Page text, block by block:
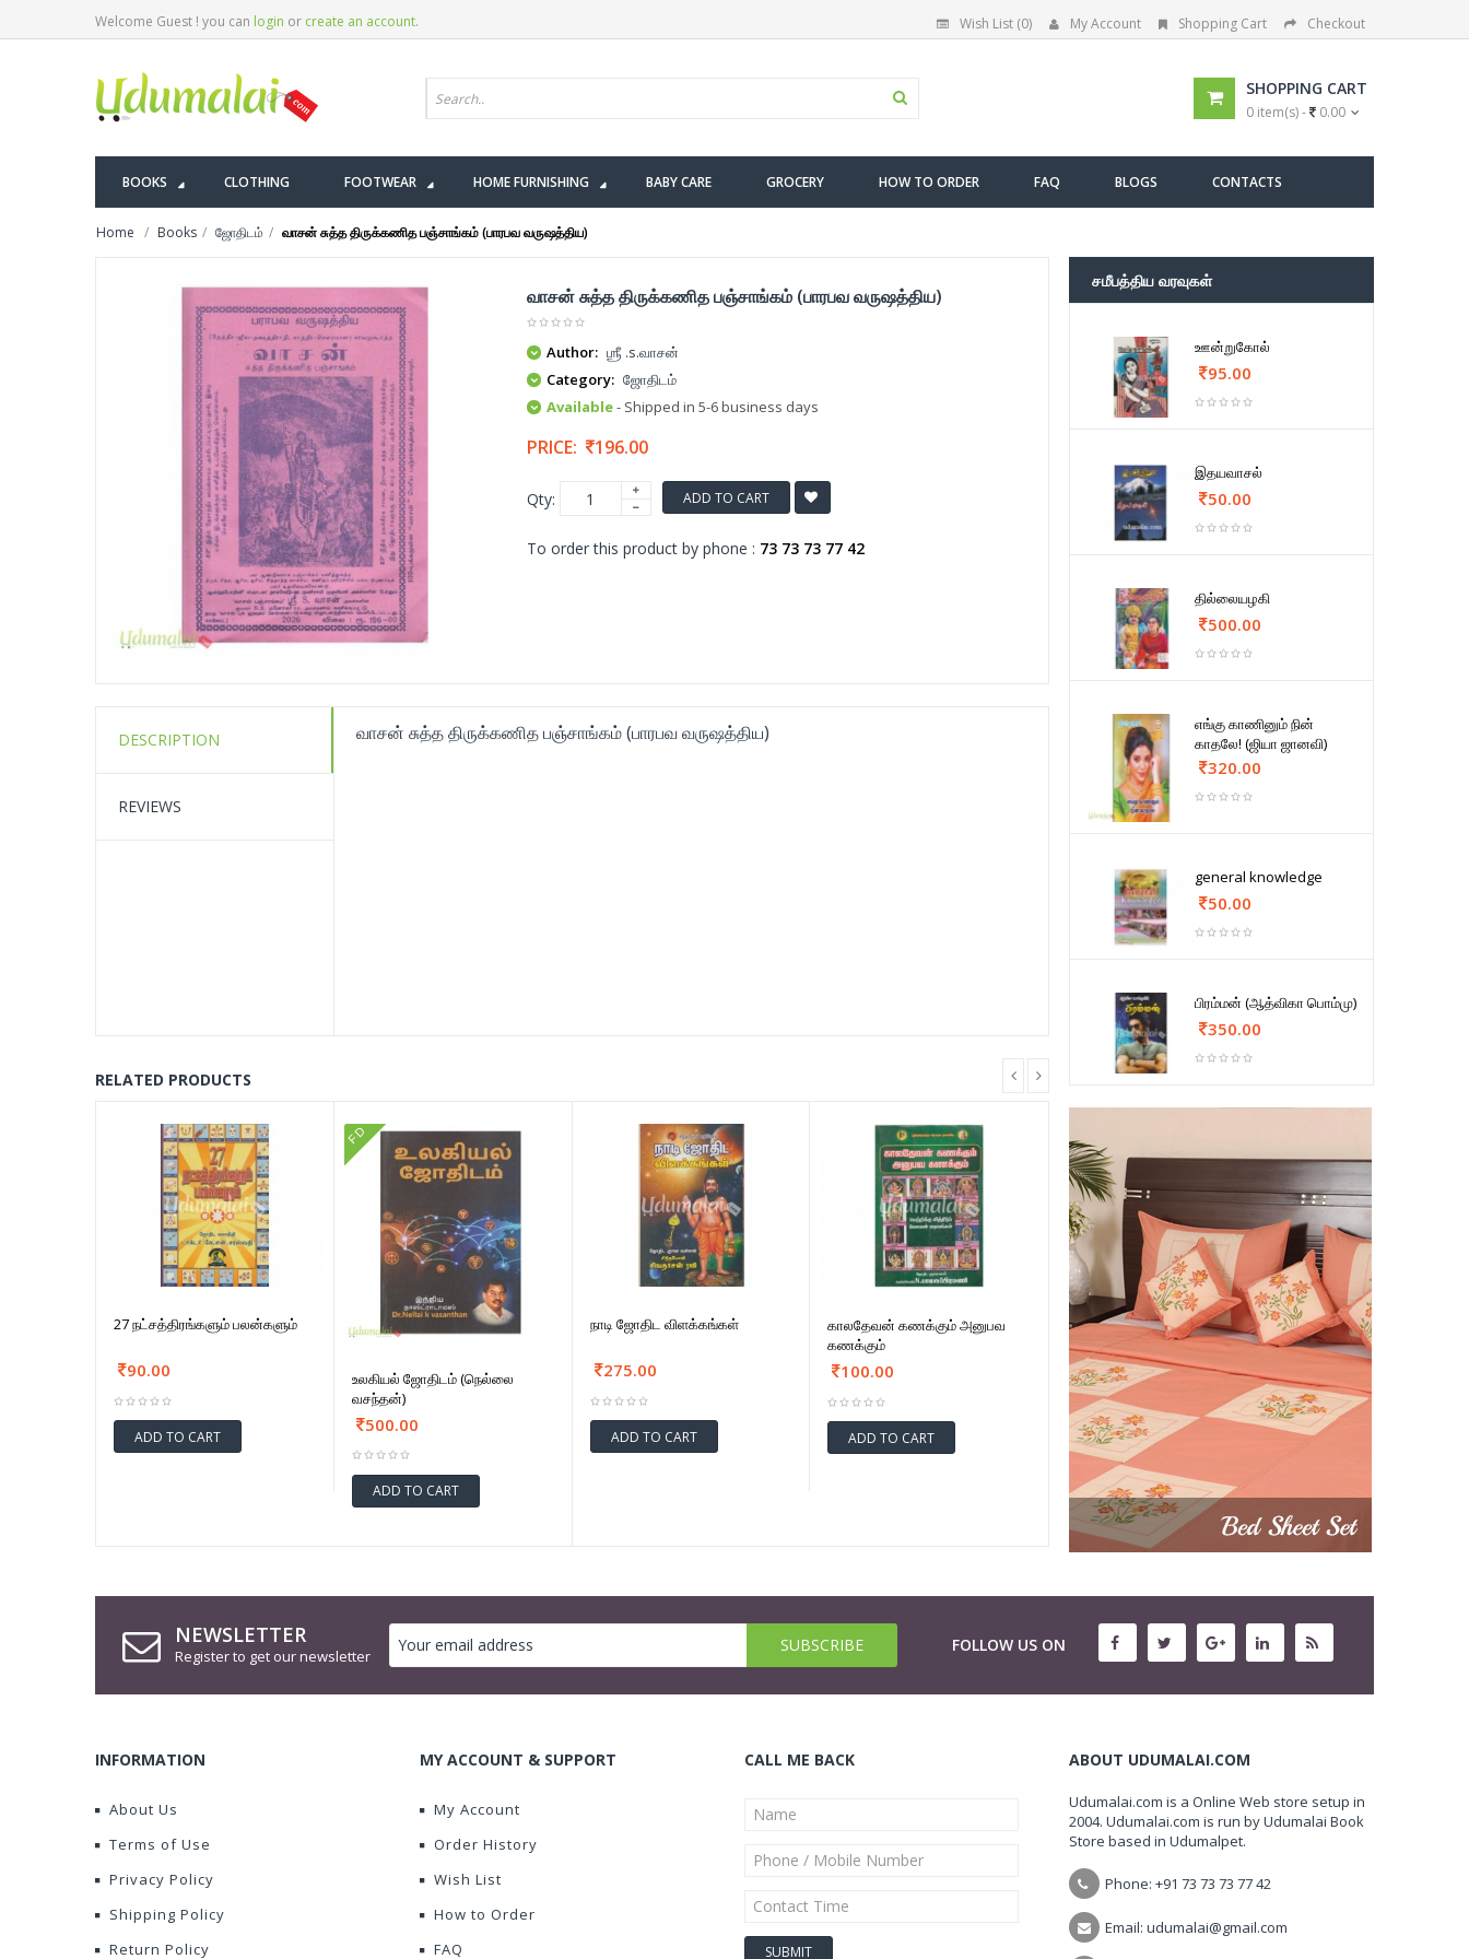
Welcome Guest ! you can login or create an account. Wish List (0) My Account Shopping Cart Checkout
SHOPPING CART
0 item(s) - 0.00
BOOKS CLOTHING FOOTWEAR HOME FURNISHING BABY CARE GROCERY HOW TO ORDER FAQ BLOGS CONTACTS
Home Books ஜோதிடம் வாசன் சுத்த திருக்கணித பஞ்சாங்கம் (பாரபவ வருஷத்திய)
வாசன் சுத்த திருக்கணித பஞ்சாங்கம் (பாரபவ வருஷத்திய)
Author: ஶ்ரீ .s.வாசன்
Category: ஜோதிடம்
Available- Shipped in 5-6 business days
PRICE: 196.00
Qty: ADD TO CART
To order this product by phone : 73 73 73 77 42
DESCRIPTION
REVIEWS
வாசன் சுத்த திருக்கணித பஞ்சாங்கம் (பாரபவ வருஷத்திய)
RELATED PRODUCTS
27 நட்சத்திரங்களும் பலன்களும்
90.00
ADD TO CART
FD
உலகியல் ஜோதிடம் (நெல்லை
வசந்தன்)
500.00
ADD TO CART
நாடி ஜோதிட விளக்கங்கள்
275.00
ADD TO CART
காலதேவன் கணக்கும் அனுபவ
கணக்கும்
100.00
ADD TO CART
சமீபத்திய வரவுகள்
ஊன்றுகோல்
95.00
இதயவாசல்
50.00
தில்லையழகி
500.00
எங்கு காணினும் நின்
காதலே! (ஜியா ஜானவி)
320.00
general knowledge
50.00
பிரம்மன் (ஆத்விகா பொம்மு)
350.00
NEWSLETTER
Register to get our newsletter
FOLLOW US ON
INFORMATION
About Us
Terms of Use
Privacy Policy
Shipping Policy
Return Policy
MY ACCOUNT & SUPPORT
My Account
Order History
Wish List
How to Order
FAQ
CALL ME BACK ABOUT UDUMALAI.COM
Udumalai.com is a Online Web store setup in
2004. Udumalai.com is run by Udumalai Book
Store based in Udumalpet.
Phone: +91 73 73 73 77 42
Email: udumalai@gmail.com